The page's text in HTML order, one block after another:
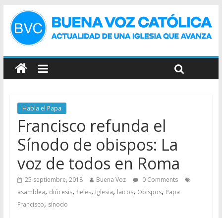
Habla el Papa
Francisco refunda el
Sínodo de obispos: La
voz de todos en Roma
25 septiembre, 2018 Buena Voz
0 Comments
asamblea, diócesis, fieles, Iglesia, laicos, Obispos, Papa
Francisco, sínodo